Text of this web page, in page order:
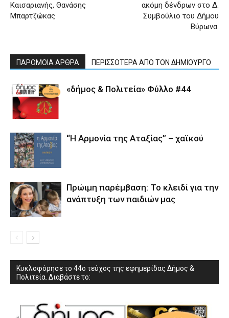
Καισαριανής, Θανάσης
Μπαρτζώκας
ακόμη δένδρων στο Δ.
Συμβούλιο του Δήμου
Βύρωνα.
ΠΑΡΟΜΟΙΑ ΑΡΘΡΑ ΠΕΡΙΣΣΟΤΕΡΑ ΑΠΟ ΤΟΝ ΔΗΜΙΟΥΡΓΟ
«δήμος & Πολιτεία» Φύλλο #44
“Η Αρμονία της Αταξίας” – χαϊκού
Πρώιμη παρέμβαση: Το κλειδί για την
ανάπτυξη των παιδιών µας
Κυκλοφόρησε το 44ο τεύχος της εφημερίδας Δήμος &
Πολιτεία. Διαβάστε το: